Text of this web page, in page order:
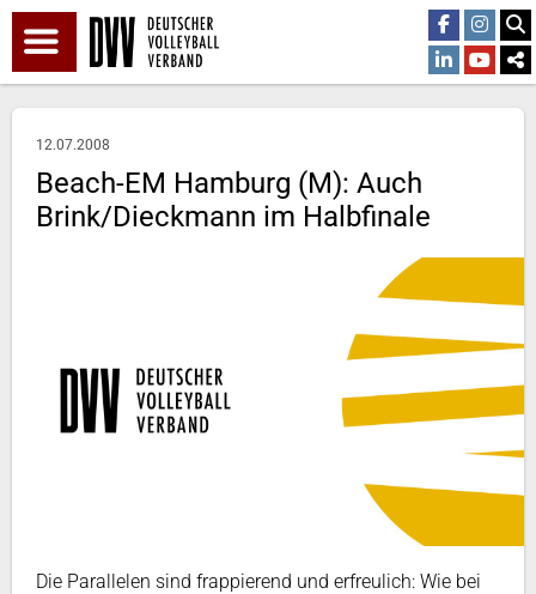
12.07.2008
Beach-EM Hamburg (M): Auch
Brink/Dieckmann im Halbfinale
Die Parallelen sind frappierend und erfreulich: Wie bei